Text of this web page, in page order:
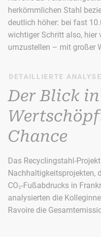
herkömmlichen Stahl
deutlich höher: bei fast
wichtiger Schritt also,
umzustellen – mit großer
DETAILLIERTE ANALYSE
Der Blick
Chance
Das Recyclingstahl-
Nachhaltigkeitsprojekten,
CO₂-Fußabdrucks in
analysierten die
Ravoire die